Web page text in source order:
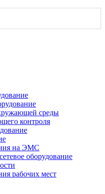
среды
контроля
на ЭМС
оборудование
рабочих мест